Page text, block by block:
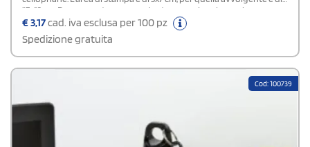
17x13 cm. Rappresentano un gadget promozionale prezioso per
negozi di articoli sportivi, palestre o aziende.Possibilità di acquisto
€3,17cad. iva esclusa per 100 pz
Spedizione gratuita
Cod: 100739